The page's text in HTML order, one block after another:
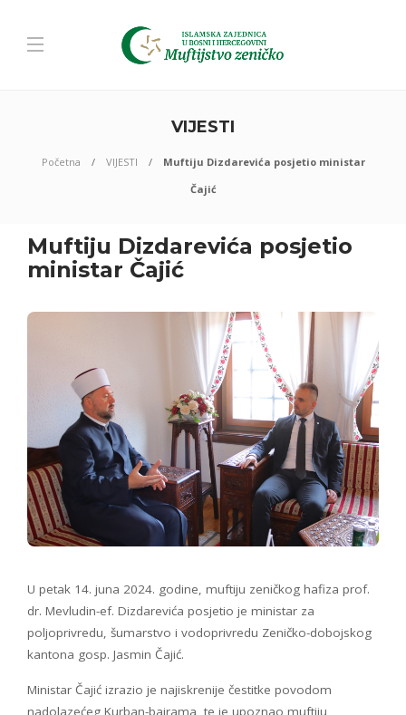
VIJESTI
Početna VIJESTI
Muftiju Dizdarevića posjetio ministar
Čajić
Muftiju Dizdarevića posjetio
ministar Čajić
U petak 14. juna 2024. godine, muftiju zeničkog hafiza prof.
dr. Mevludin-ef. Dizdarevića posjetio je ministar za
poljoprivredu, šumarstvo i vodoprivredu Zeničko-dobojskog
kantona gosp. Jasmin Čajić.
Ministar Čajić izrazio je najiskrenije čestitke povodom
nadolazećeg Kurban-bajrama, te je upoznao muftiju